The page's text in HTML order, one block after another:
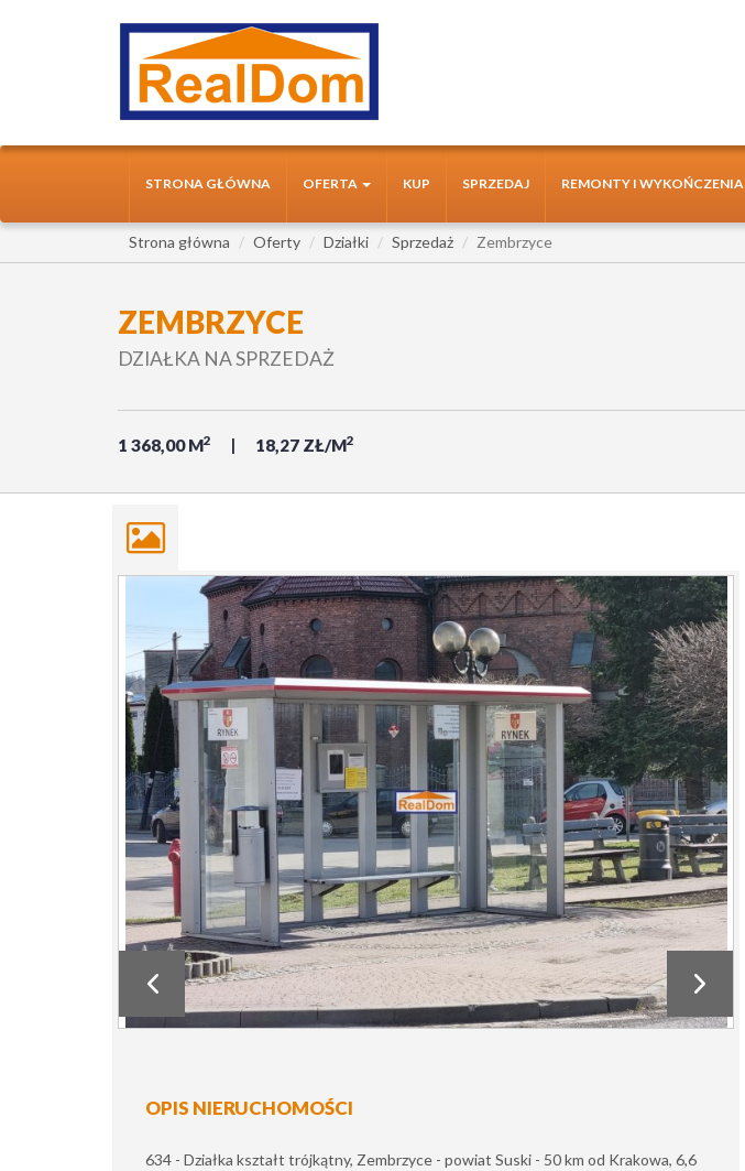
STRONA GŁÓWNA OFERTA KUP SPRZEDAJ REMONTY I WYKOŃCZENIA
Strona główna Oferty Działki Sprzedaż Zembrzyce
ZEMBRZYCE
DZIAŁKA NA SPRZEDAŻ
1 368,00 M2 18,27 ZŁ/M2
OPIS NIERUCHOMOŚCI
634 - Działka kształt trójkątny, Zembrzyce - powiat Suski - 50 km od Krakowa, 6,6